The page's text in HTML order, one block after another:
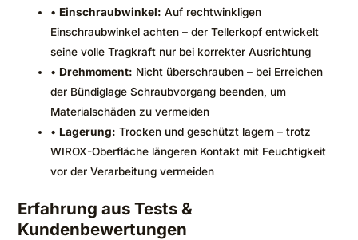
• Einschraubwinkel: Auf rechtwinkligen
Einschraubwinkel achten – der Tellerkopf entwickelt
seine volle Tragkraft nur bei korrekter Ausrichtung
• Drehmoment: Nicht überschrauben – bei Erreichen
der Bündiglage Schraubvorgang beenden, um
Materialschäden zu vermeiden
• Lagerung: Trocken und geschützt lagern – trotz
WIROX-Oberfläche längeren Kontakt mit Feuchtigkeit
vor der Verarbeitung vermeiden
Erfahrung aus Tests &
Kundenbewertungen